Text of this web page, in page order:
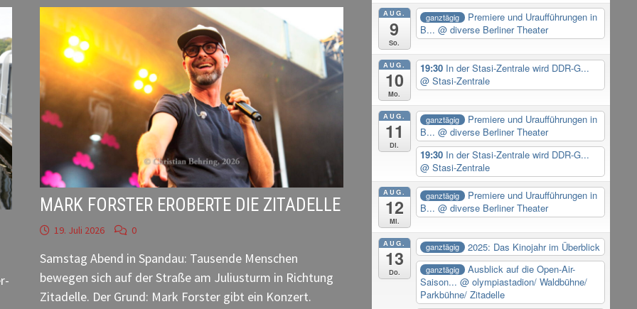
IN
DIE
ANTARKTIS
MARK FORSTER EROBERTE DIE ZITADELLE
19. Juli 2026 0
Samstag Abend in Spandau: Tausende Menschen
bewegen sich auf der Straße am Juliusturm in Richtung
Zitadelle. Der Grund: Mark Forster gibt ein Konzert.
AUG.
9
So.
ganztägig
Premiere und Uraufführungen in
B...@ diverse Berliner Theater
AUG.
10
Mo.
19:30 In der Stasi-Zentrale wird DDR-G...
@ Stasi-Zentrale
AUG.
11
Di.
ganztägig
Premiere und Uraufführungen in
B...@ diverse Berliner Theater
19:30 In der Stasi-Zentrale wird DDR-G...
@ Stasi-Zentrale
AUG.
12
Mi.
ganztägig
Premiere und Uraufführungen in
B...@ diverse Berliner Theater
AUG.
13
Do.
ganztägig 2025: Das Kinojahr im Überblick
ganztägig
Ausblick auf die Open-Air-
Saison...@ olympiastadion/ Waldbühne/
Parkbühne/ Zitadelle